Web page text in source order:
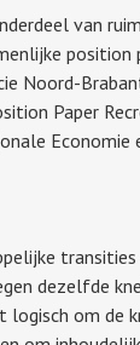
van
position
Noord-
Paper
Economie
dezelfde
logisch om de